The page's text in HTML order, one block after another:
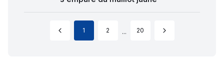
1 2 ... 20